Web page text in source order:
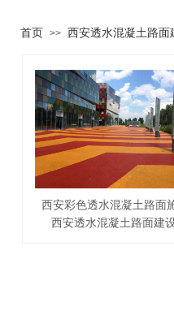
首页 >> 西安透水混凝土路面
西安彩色透水混凝土路面
西安透水混凝土路面建